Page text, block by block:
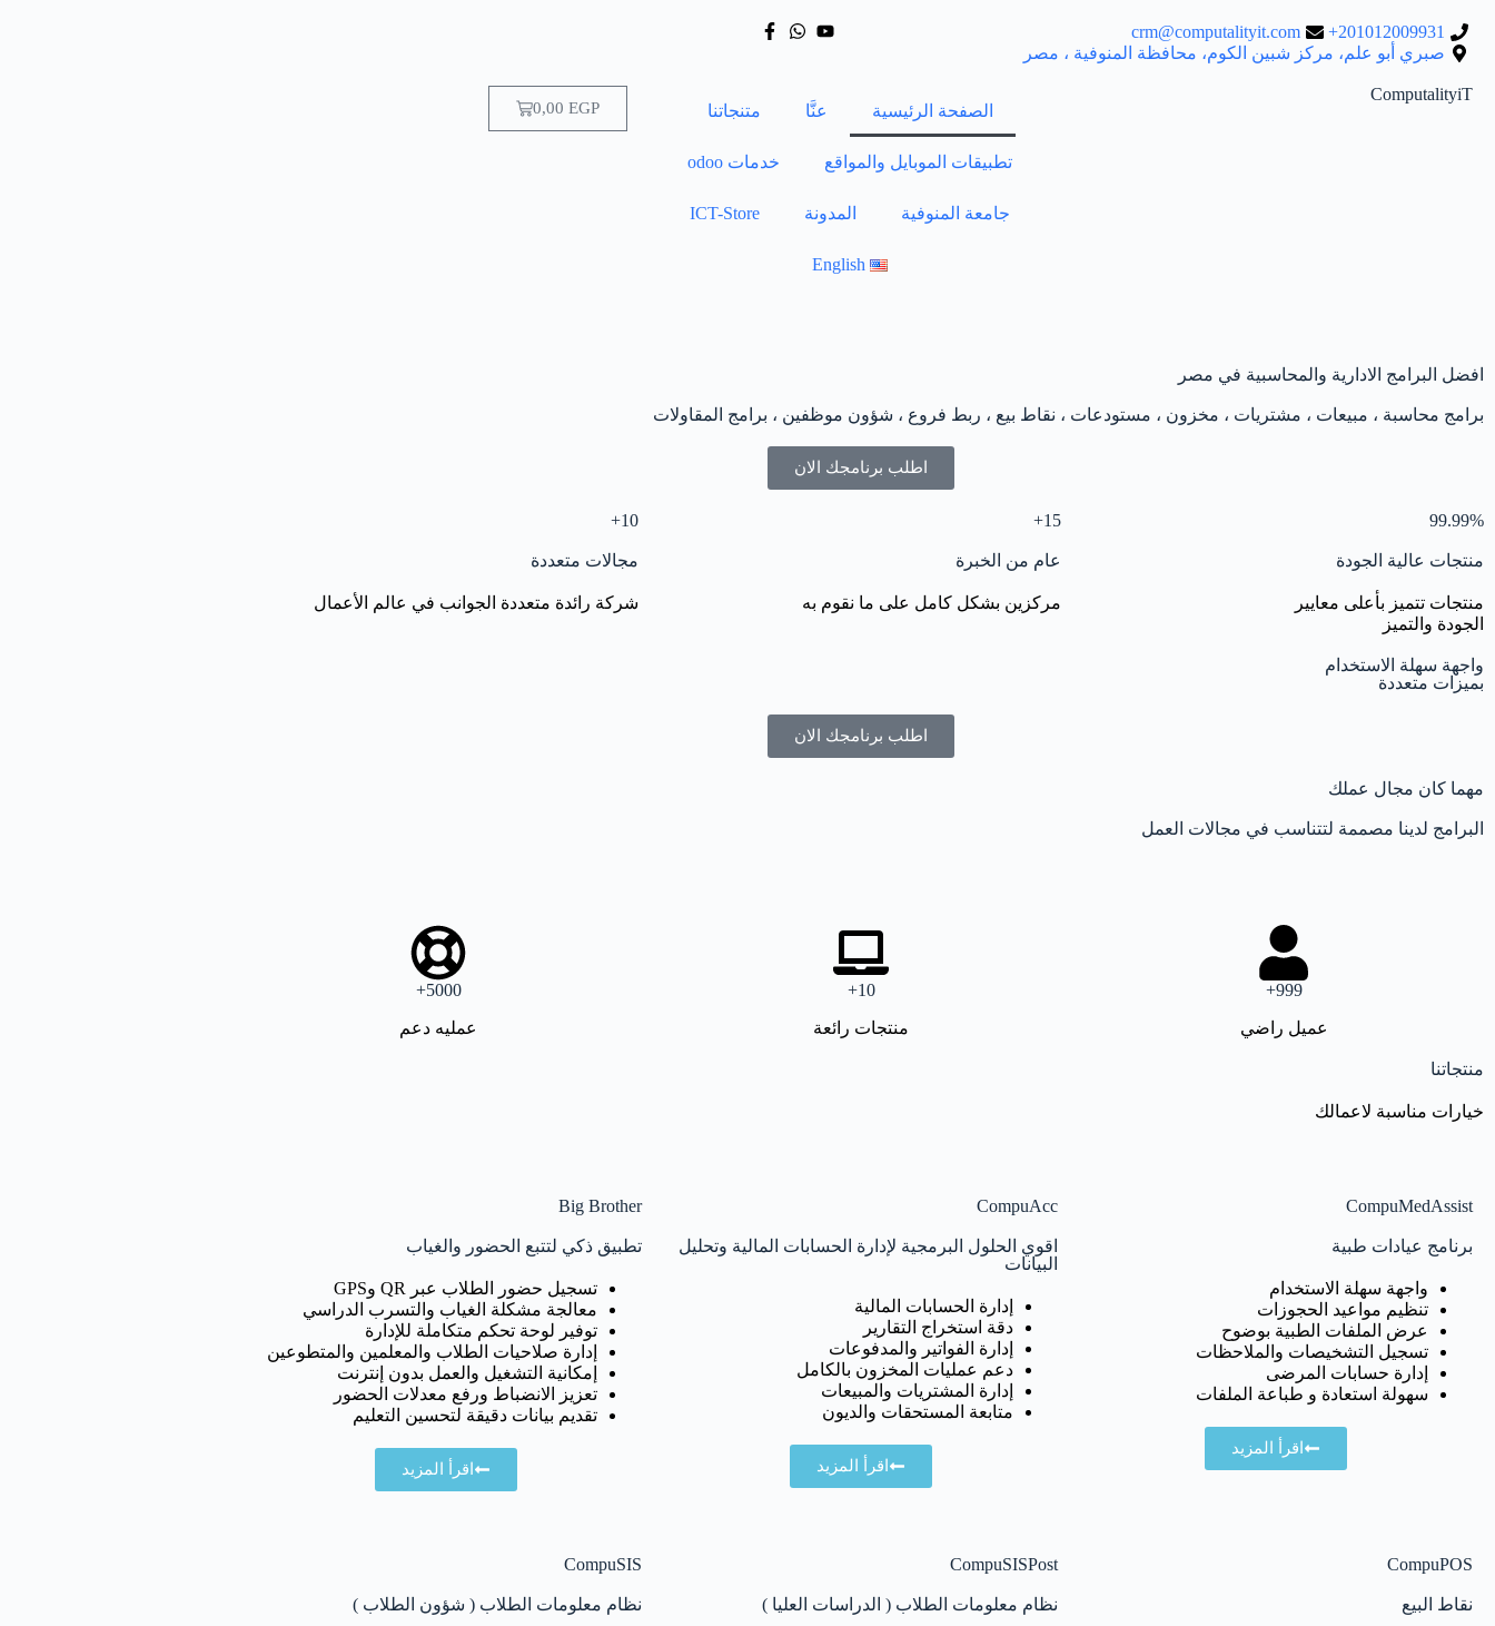
201012009931+
crm@computalityit.com
صبري أبو علم، مركز شبين الكوم، محافظة المنوفية ، مصر
ComputalityiT
الصفحة الرئيسية
عنَّا متنجاتنا
تطبيقات الموبايل والمواقع خدمات odoo
جامعة المنوفية المدونة ICT-Store
English
0,00EGP
افضل البرامج الادارية والمحاسبية في مصر
برامج محاسبة ، مبيعات ، مشتريات ، مخزون ، مستودعات ، نقاط بيع ، ربط فروع ، شؤون موظفين ، برامج المقاولات
اطلب برنامجك الان
99.99%
منتجات عالية الجودة
منتجات تتميز بأعلى معايير
الجودة والتميز
15+
عام من الخبرة
مركزين بشكل كامل على ما نقوم به
10+
مجالات متعددة
شركة رائدة متعددة الجوانب في عالم الأعمال
واجهة سهلة الاستخدام
بميزات متعددة
اطلب برنامجك الان
مهما كان مجال عملك
البرامج لدينا مصممة لتتناسب في مجالات العمل
999+
عميل راضي
10+
منتجات رائعة
5000+
عمليه دعم
منتجاتنا
خيارات مناسبة لاعمالك
CompuMedAssist
برنامج عيادات طبية
واجهة سهلة الاستخدام
تنظيم مواعيد الحجوزات
عرض الملفات الطبية بوضوح
تسجيل التشخيصات والملاحظات
إدارة حسابات المرضى
سهولة استعادة و طباعة الملفات
اقرأ المزيد
CompuAcc
اقوي الحلول البرمجية لإدارة الحسابات المالية وتحليل
البيانات
إدارة الحسابات المالية
دقة استخراج التقارير
إدارة الفواتير والمدفوعات
دعم عمليات المخزون بالكامل
إدارة المشتريات والمبيعات
متابعة المستحقات والديون
اقرأ المزيد
Big Brother
تطبيق ذكي لتتبع الحضور والغياب
تسجيل حضور الطلاب عبر QR وGPS
معالجة مشكلة الغياب والتسرب الدراسي
توفير لوحة تحكم متكاملة للإدارة
إدارة صلاحيات الطلاب والمعلمين والمتطوعين
إمكانية التشغيل والعمل بدون إنترنت
تعزيز الانضباط ورفع معدلات الحضور
تقديم بيانات دقيقة لتحسين التعليم
اقرأ المزيد
CompuPOS
نقاط البيع
CompuSISPost
نظام معلومات الطلاب ( الدراسات العليا )
CompuSIS
نظام معلومات الطلاب ( شؤون الطلاب )